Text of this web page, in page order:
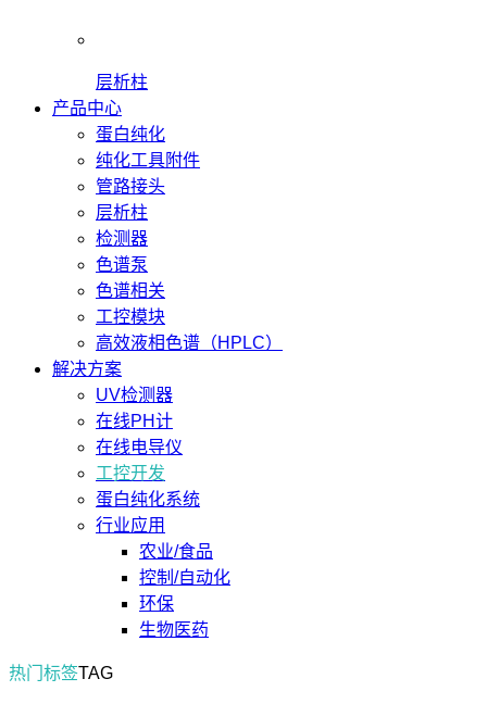
层析柱
产品中心
蛋白纯化
纯化工具附件
管路接头
层析柱
检测器
色谱泵
色谱相关
工控模块
高效液相色谱（HPLC）
解决方案
UV检测器
在线PH计
在线电导仪
工控开发
蛋白纯化系统
行业应用
农业/食品
控制/自动化
环保
生物医药
热门标签TAG